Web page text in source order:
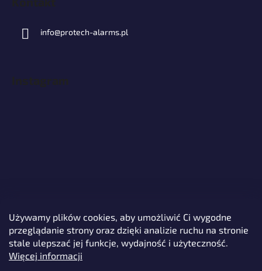
Używamy plików cookies, aby umożliwić Ci wygodne
przeglądanie strony oraz dzięki analizie ruchu na stronie
stale ulepszać jej funkcje, wydajność i użyteczność.
Więcej informacji
info@protech-alarms.pl
Instagram
Śledź na Instagramie